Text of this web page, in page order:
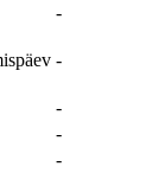
-
-
-
-
-